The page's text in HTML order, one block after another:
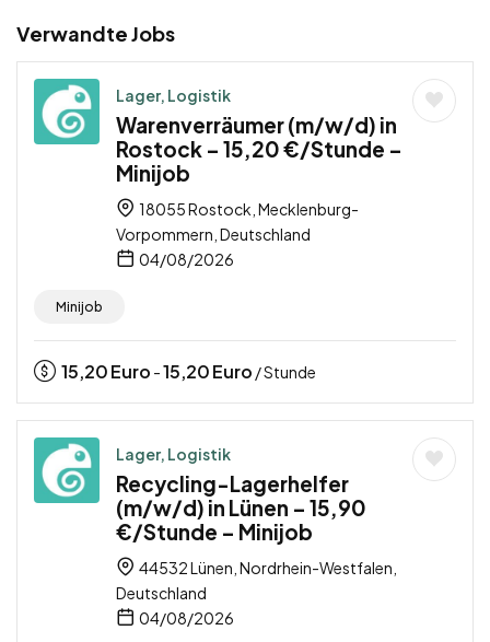
Verwandte Jobs
Lager, Logistik
Warenverräumer (m/w/d) in
Rostock – 15,20 €/Stunde –
Minijob
18055 Rostock, Mecklenburg-
Vorpommern, Deutschland
04/08/2026
Minijob
15,20Euro -15,20Euro / Stunde
Lager, Logistik
Recycling-Lagerhelfer
(m/w/d) in Lünen – 15,90
€/Stunde – Minijob
44532 Lünen, Nordrhein-Westfalen,
Deutschland
04/08/2026